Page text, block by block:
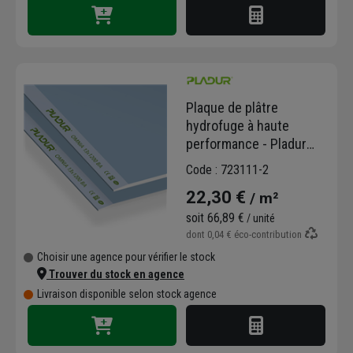
Plaque de plâtre
hydrofuge à haute
performance - Pladur
Omnia BA13 - 2,50 M x
Code : 723111-2
22,30 € / m²
soit 66,89 € / unité
dont 0,04 € éco-contribution
Choisir une agence pour vérifier le stock
Trouver du stock en agence
Livraison disponible selon stock agence